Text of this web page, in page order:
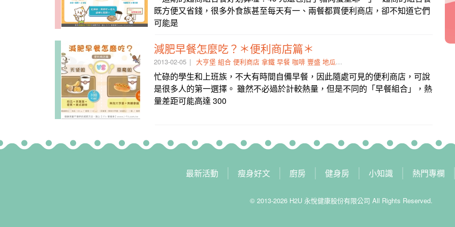
既方便又省錢，很多外食族甚至每天有一、兩餐都買便利商店，卻不知道它們
可能是
減肥早餐怎麼吃？＊便利商店篇＊
2013-02-05 大亨堡 組合 便利商店 拿鐵 早餐 咖啡 豐盛 地瓜 焦糖
忙碌的學生和上班族，不大有時間自備早餐，因此隨處可見的便利商店，可說
是很多人的第一選擇。 雖然不必過於計較熱量，但是不同的「早餐組合」，熱
量差距可能高達 300
最新活動 瘦身好文 廚房 健身房 小知識 熱門專欄
© 2013-2026 H2U 永悅健康股份有限公司 All Rights Reserved.